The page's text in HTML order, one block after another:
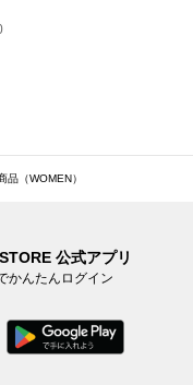
品（WOMEN）
公式アプリ
かんたんログイン